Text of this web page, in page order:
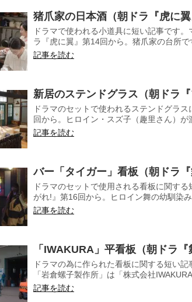
猪爪家の日本酒（朝ドラ『虎に翼
ドラマで使われる小道具に短い記事です
ラ『虎に翼』第14回から。猪爪家の台所
記事を読む
新居のステンドグラス（朝ドラ『
ドラマのセットで使われるステンドグラ
回から。ヒロイン・スズ子（趣里さん）が
記事を読む
バー「タイガー」看板（朝ドラ『
ドラマのセットで使用される看板に関す
がれ!』第16回から。ヒロイン舞の幼馴染
記事を読む
「IWAKURA」平看板（朝ドラ『
ドラマの為に作られた看板に関する短い
「岩倉螺子製作所」は「株式会社
記事を読む